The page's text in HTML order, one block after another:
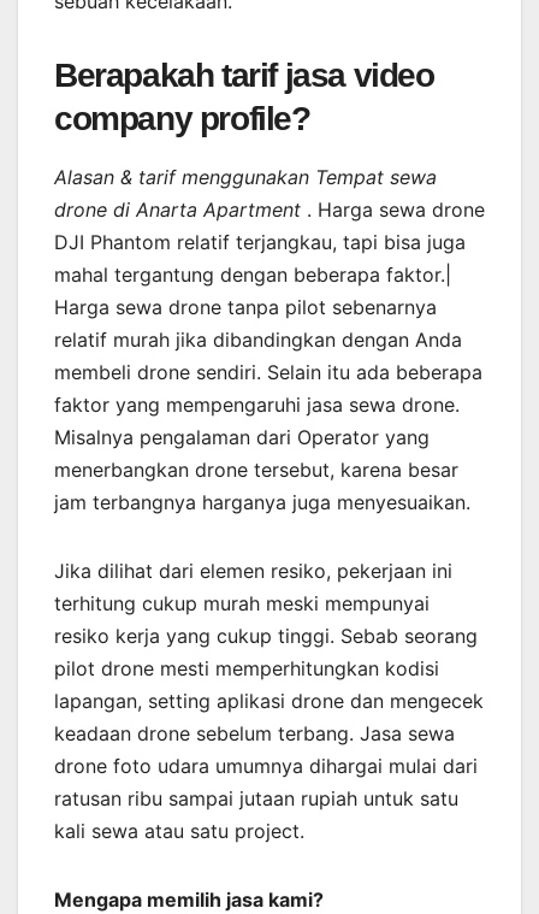
Berapakah tarif jasa video
company profile?
Alasan & tarif menggunakan Tempat sewa
drone di Anarta Apartment . Harga sewa drone
DJI Phantom relatif terjangkau, tapi bisa juga
mahal tergantung dengan beberapa faktor.|
Harga sewa drone tanpa pilot sebenarnya
relatif murah jika dibandingkan dengan Anda
membeli drone sendiri. Selain itu ada beberapa
faktor yang mempengaruhi jasa sewa drone.
Misalnya pengalaman dari Operator yang
menerbangkan drone tersebut, karena besar
jam terbangnya harganya juga menyesuaikan.
Jika dilihat dari elemen resiko, pekerjaan ini
terhitung cukup murah meski mempunyai
resiko kerja yang cukup tinggi. Sebab seorang
pilot drone mesti memperhitungkan kodisi
lapangan, setting aplikasi drone dan mengecek
keadaan drone sebelum terbang. Jasa sewa
drone foto udara umumnya dihargai mulai dari
ratusan ribu sampai jutaan rupiah untuk satu
kali sewa atau satu project.
Mengapa memilih jasa kami?